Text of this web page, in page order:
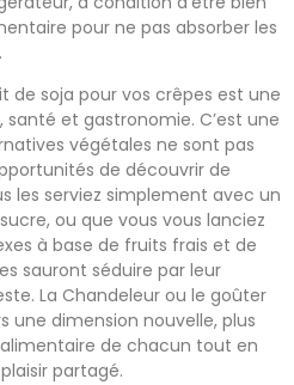
pour ne pas absorber les
de soja pour vos crêpes est une
et gastronomie. C’est une
végétales ne sont pas
de découvrir de
les serviez simplement avec un
ou que vous vous lanciez
à base de fruits frais et de
sauront séduire par leur
La Chandeleur ou le goûter
une dimension nouvelle, plus
de chacun tout en
partagé.